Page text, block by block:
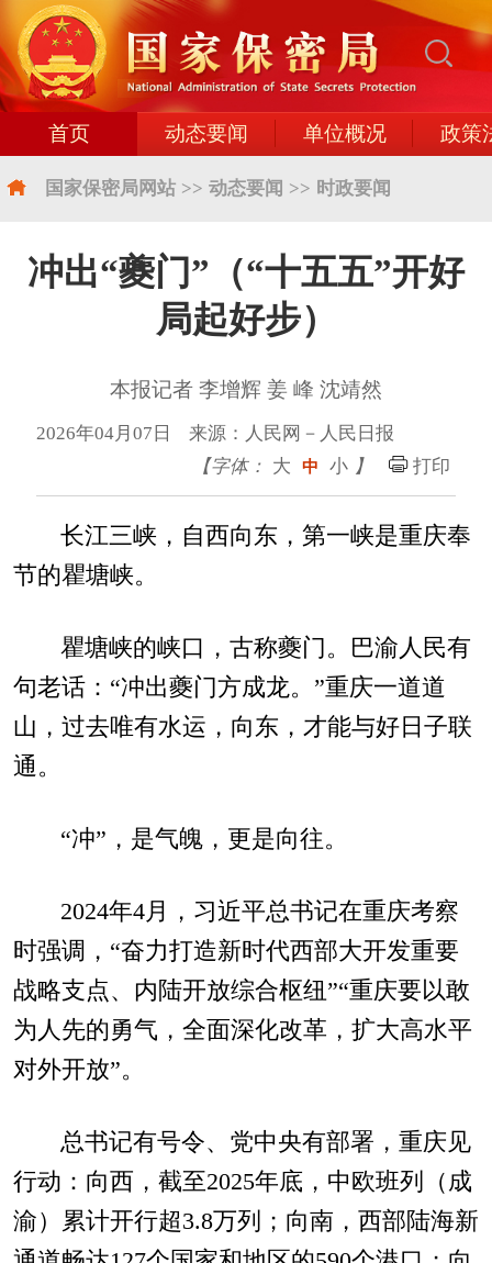
首页 动态要闻 单位概况 政策
国家保密局网站 >> 动态要闻 >> 时政要闻
冲出“夔门”（“十五五”开好
局起好步）
本报记者 李增辉 姜 峰 沈靖然
2026年04月07日 来源：人民网－人民日报
【字体： 大 中 小 】 打印
长江三峡，自西向东，第一峡是重庆奉
节的瞿塘峡。
瞿塘峡的峡口，古称夔门。巴渝人民有
句老话：“冲出夔门方成龙。”重庆一道道
山，过去唯有水运，向东，才能与好日子联
通。
“冲”，是气魄，更是向往。
2024年4月，习近平总书记在重庆考察
时强调，“奋力打造新时代西部大开发重要
战略支点、内陆开放综合枢纽”“重庆要以敢
为人先的勇气，全面深化改革，扩大高水平
对外开放”。
总书记有号令、党中央有部署，重庆见
行动：向西，截至2025年底，中欧班列（成
渝）累计开行超3.8万列；向南，西部陆海新